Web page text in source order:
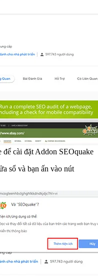
cài đặt Addon SEOquake
sổ và bạn ấn vào nút